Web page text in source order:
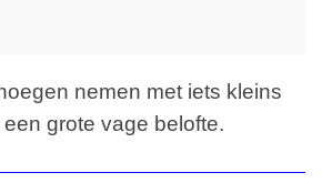
nemen met iets kleins
grote vage belofte.